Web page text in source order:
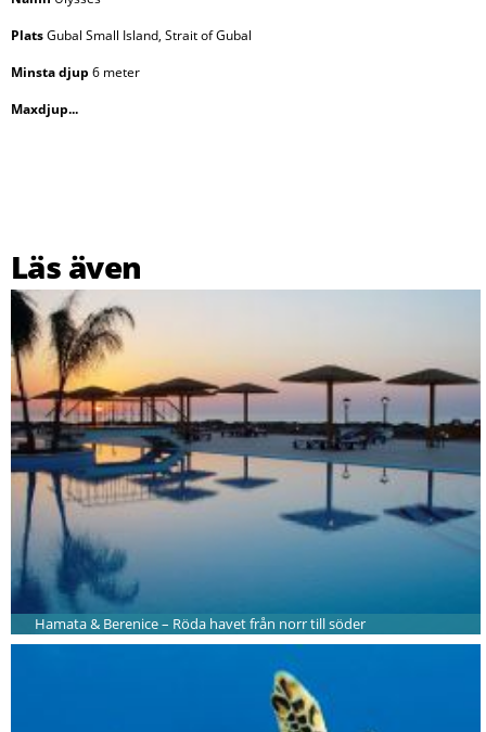
PlatsGubal Small Island, Strait of Gubal
Minsta djup 6 meter
Maxdjup...
Läs även
Hamata & Berenice – Röda havet från norr till söder